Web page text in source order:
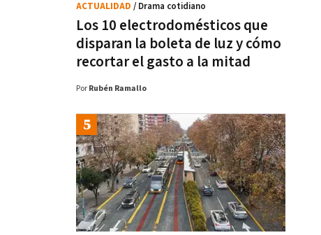
Los 10 electrodomésticos que
disparan la boleta de luz y cómo
recortar el gasto a la mitad
ACTUALIDAD / Drama cotidiano
Por Rubén Ramallo